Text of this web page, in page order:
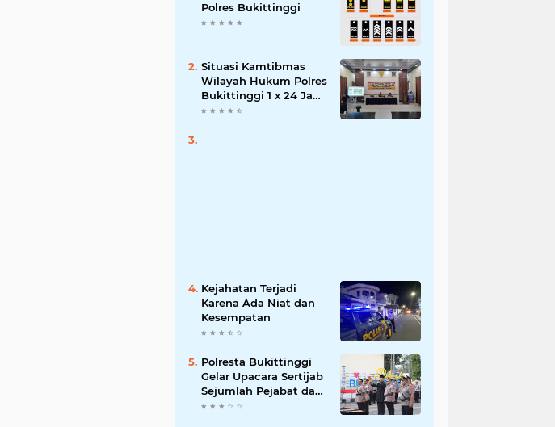
Polres Bukittinggi
Situasi Kamtibmas
Wilayah Hukum Polres
Bukittinggi 1 x 24 Jam
Senin 27 Juni 2022
Kejahatan Terjadi
Karena Ada Niat dan
Kesempatan
Polresta Bukittinggi
Gelar Upacara Sertijab
Sejumlah Pejabat dan
laporan Kenaikan